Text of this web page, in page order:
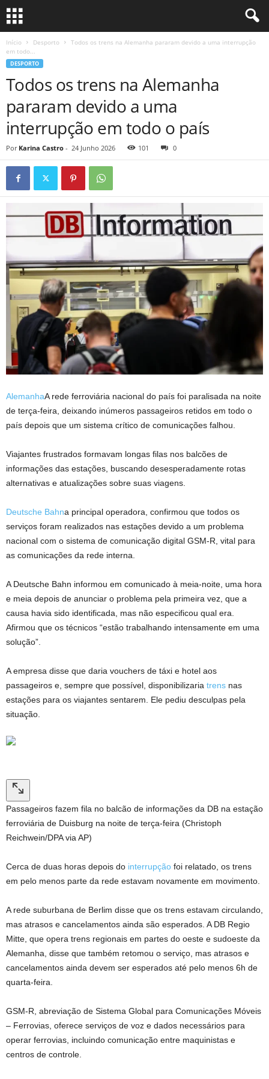
Início Desporto
Todos os trens na Alemanha pararam devido a uma interrupção
em todo...
DESPORTO
Todos os trens na Alemanha
pararam devido a uma
interrupção em todo o país
Por Karina Castro - 24 Junho 2026 101 0
AlemanhaA rede ferroviária nacional do país foi paralisada na noite
de terça-feira, deixando inúmeros passageiros retidos em todo o
país depois que um sistema crítico de comunicações falhou.
Viajantes frustrados formavam longas filas nos balcões de
informações das estações, buscando desesperadamente rotas
alternativas e atualizações sobre suas viagens.
Deutsche Bahna principal operadora, confirmou que todos os
serviços foram realizados nas estações devido a um problema
nacional com o sistema de comunicação digital GSM-R, vital para
as comunicações da rede interna.
A Deutsche Bahn informou em comunicado à meia-noite, uma hora
e meia depois de anunciar o problema pela primeira vez, que a
causa havia sido identificada, mas não especificou qual era.
Afirmou que os técnicos “estão trabalhando intensamente em uma
solução”.
A empresa disse que daria vouchers de táxi e hotel aos
passageiros e, sempre que possível, disponibilizaria trens nas
estações para os viajantes sentarem. Ele pediu desculpas pela
situação.
Passageiros fazem fila no balcão de informações da DB na estação
ferroviária de Duisburg na noite de terça-feira (Christoph
Reichwein/DPA via AP)
Cerca de duas horas depois do interrupção foi relatado, os trens
em pelo menos parte da rede estavam novamente em movimento.
A rede suburbana de Berlim disse que os trens estavam circulando,
mas atrasos e cancelamentos ainda são esperados. A DB Regio
Mitte, que opera trens regionais em partes do oeste e sudoeste da
Alemanha, disse que também retomou o serviço, mas atrasos e
cancelamentos ainda devem ser esperados até pelo menos 6h de
quarta-feira.
GSM-R, abreviação de Sistema Global para Comunicações Móveis
– Ferrovias, oferece serviços de voz e dados necessários para
operar ferrovias, incluindo comunicação entre maquinistas e
centros de controle.